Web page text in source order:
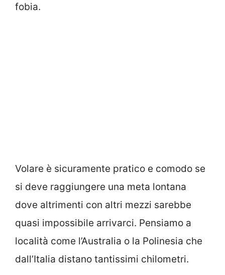
fobia.
Volare è sicuramente pratico e comodo se
si deve raggiungere una meta lontana
dove altrimenti con altri mezzi sarebbe
quasi impossibile arrivarci. Pensiamo a
località come l’Australia o la Polinesia che
dall’Italia distano tantissimi chilometri.